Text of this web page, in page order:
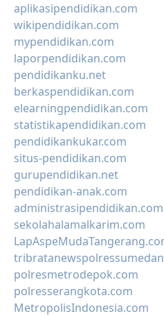
aplikasipendidikan.com
wikipendidikan.com
mypendidikan.com
laporpendidikan.com
pendidikanku.net
berkaspendidikan.com
elearningpendidikan.com
statistikapendidikan.com
pendidikankukar.com
situs-pendidikan.com
gurupendidikan.net
pendidikan-anak.com
administrasipendidikan.com
sekolahalamalkarim.com
polresmetrodepok.com
polresserangkota.com
MetropolisIndonesia.com